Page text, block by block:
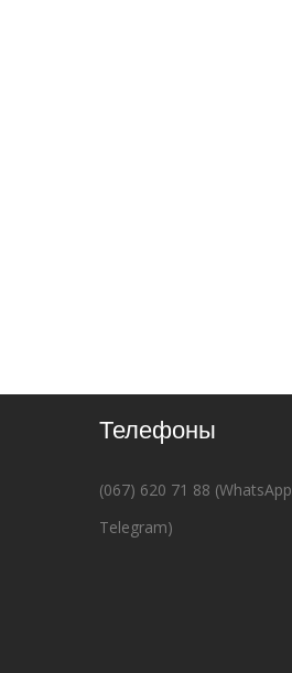
Телефоны
(067) 620 71 88 (WhatsApp
Telegram)